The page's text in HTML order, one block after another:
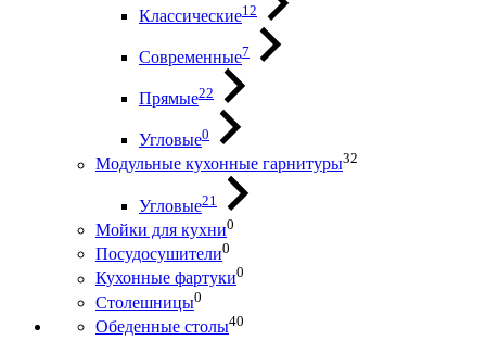
Классические12
Современные7
Прямые22
Угловые0
Модульные кухонные гарнитуры32
Угловые21
Мойки для кухни0
Посудосушители0
Кухонные фартуки0
Столешницы0
Обеденные столы40